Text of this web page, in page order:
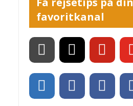
favoritkanal